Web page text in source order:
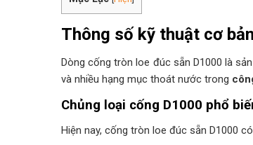
Thông số kỹ thuật cơ
Dòng cống tròn loe đúc sẵn D1000 là
và nhiều hạng mục thoát nước trong
Chủng loại cống D1000 phổ
Hiện nay, cống tròn loe đúc sẵn D1000